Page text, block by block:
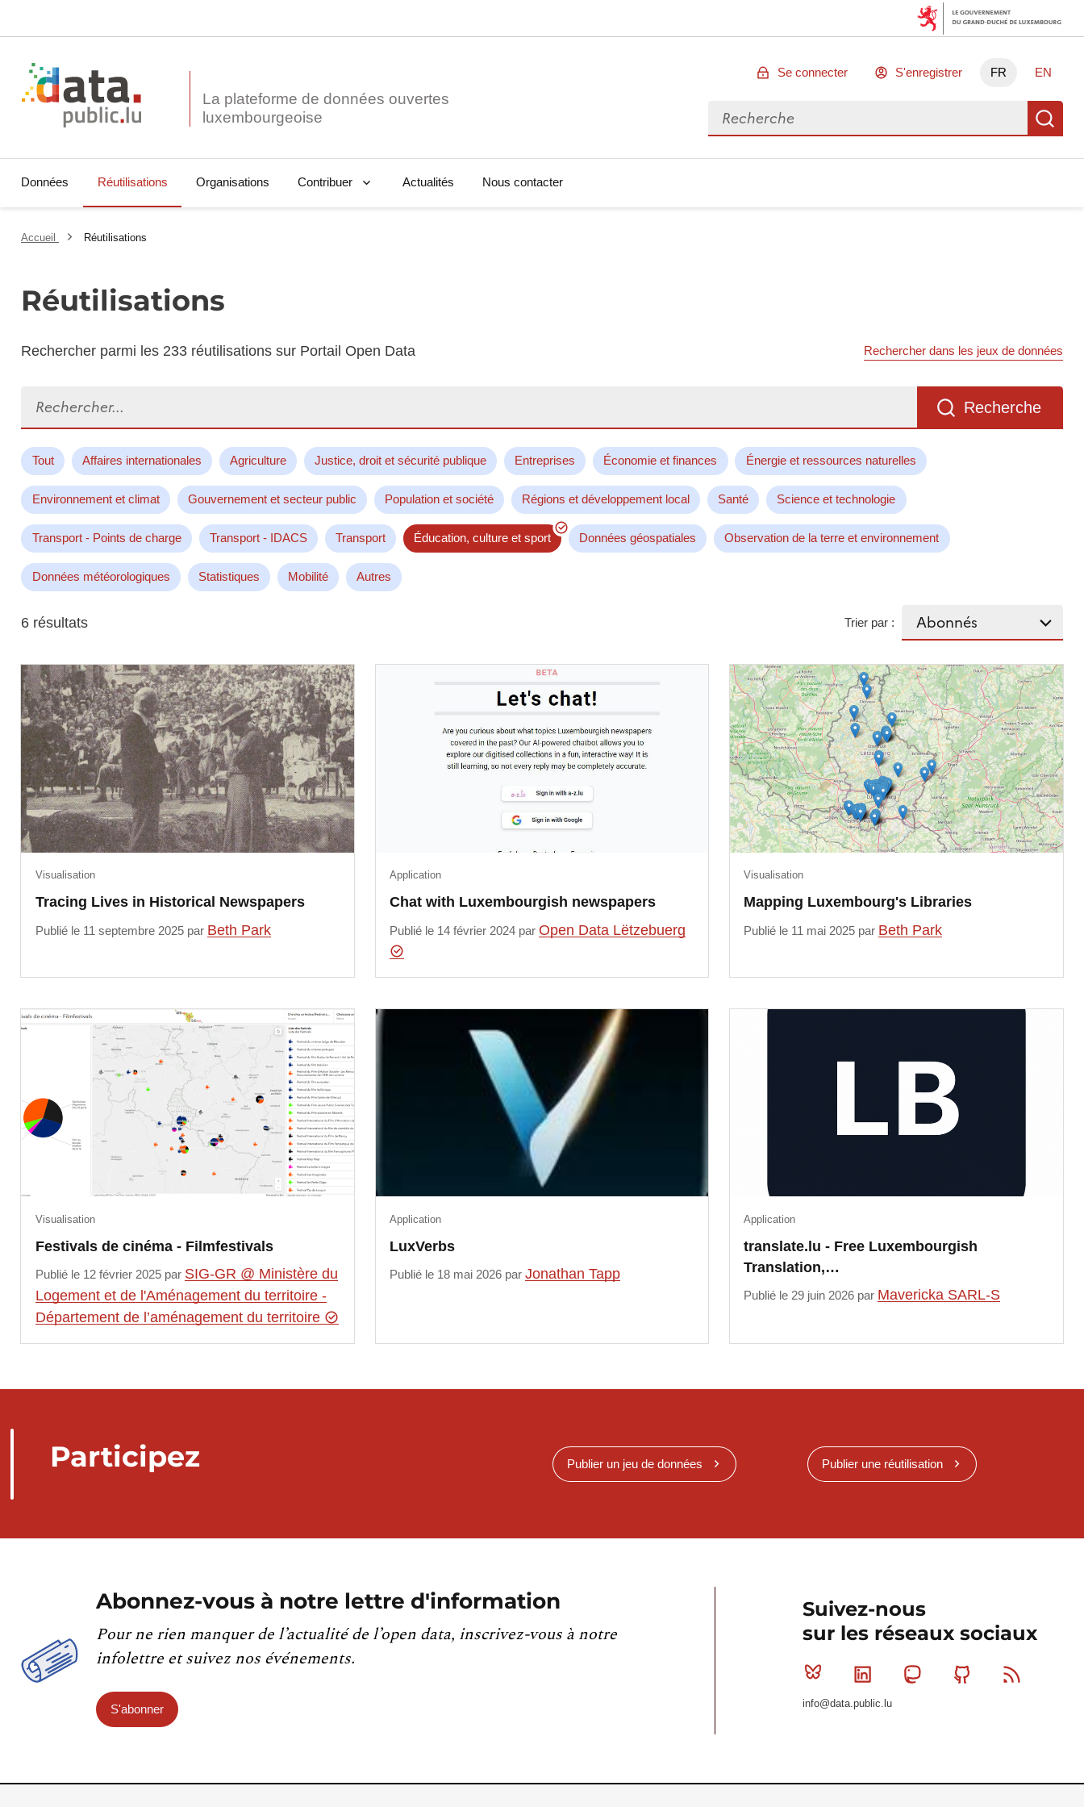
La plateforme de données ouvertes
Se connecter S'enregistrer FR EN
Rechercher des données
Données Réutilisations Organisations Contribuer Actualités Nous contacter
Accueil Réutilisations
Réutilisations
Rechercher parmi les 233 réutilisations sur Portail Open Data Rechercher dans les jeux de données
Recherche
Tout Affaires internationales Agriculture Justice, droit et sécurité publique Entreprises Économie et finances Énergie et ressources naturelles
Environnement et climat Gouvernement et secteur public Population et société Régions et développement local Santé Science et technologie
Transport - Points de charge Transport - IDACS Transport Éducation, culture et sport Données géospatiales Observation de la terre et environnement
Données météorologiques Statistiques Mobilité Autres
6 résultats Trier par :
Tracing Lives in Historical Newspapers
Visualisation
Publié le 11 septembre 2025 par Beth Park
Chat with Luxembourgish newspapers
Application
Publié le 14 février 2024 parOpen Data Lëtzebuerg
Mapping Luxembourg's Libraries
Visualisation
Publié le 11 mai 2025 par Beth Park
Festivals de cinéma - Filmfestivals
Visualisation
Publié le 12 février 2025 par SIG-GR @ Ministère du
Logement et de l'Aménagement du territoire -
Département de l’aménagement du territoire
LuxVerbs
Application
Publié le 18 mai 2026 parJonathan Tapp
translate.lu - Free Luxembourgish
Translation,…
Application
Publié le 29 juin 2026 par Mavericka SARL-S
Participez Publier un jeu de données Publier une réutilisation
Abonnez-vous à notre lettre d'information
Pour ne rien manquer de l’actualité de l’open data, inscrivez-vous à notre
infolettre et suivez nos événements.
S'abonner
Suivez-nous
sur les réseaux sociaux
Bluesky Linkedin MastodonGithub
info@data.public.lu